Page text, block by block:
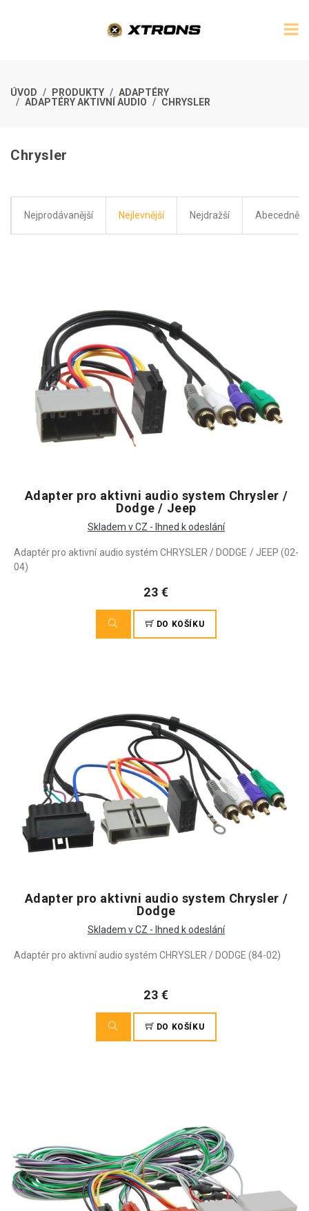
ÚVOD PRODUKTY
ADAPTÉRY
ADAPTÉRY AKTIVNÍ AUDIO
CHRYSLER
Chrysler
Nejprodávanější Nejlevnější Nejdražší Abecedně
Adapter pro aktivni audio system Chrysler /
Dodge / Jeep
Skladem v CZ - Ihned k odeslání
Adaptér pro aktivní audio systém CHRYSLER / DODGE / JEEP (02-
04)
23 €
DO KOŠÍKU
Adapter pro aktivni audio system Chrysler /
Dodge
Skladem v CZ - Ihned k odeslání
Adaptér pro aktivní audio systém CHRYSLER / DODGE (84-02)
23 €
DO KOŠÍKU